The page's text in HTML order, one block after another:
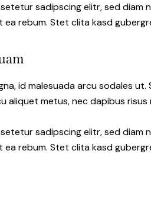
sadipscing elitr, sed
rebum. Stet clita kasd
id malesuada arcu sodales
aliquet metus, nec dapibus risus
sadipscing elitr, sed
rebum. Stet clita kasd